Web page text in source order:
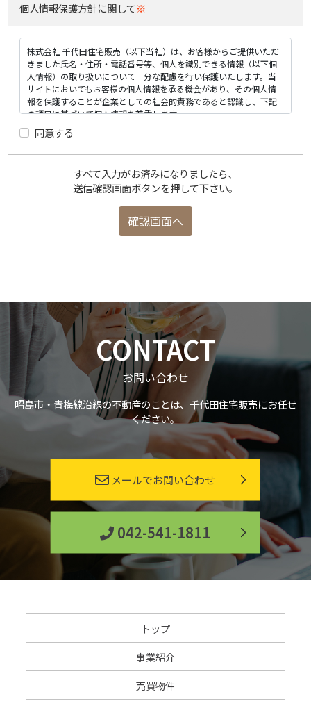
個人情報保護方針に関して※
株式会社 千代田住宅販売（以下当社）は、お客様からご提供いただ
きました氏名・住所・電話番号等、個人を識別できる情報（以下個
人情報）の取り扱いについて十分な配慮を行い保護いたします。当
サイトにおいてもお客様の個人情報を承る機会があり、その個人情
報を保護することが企業としての社会的責務であると認識し、下記
の項目に基づいて個人情報を尊重します。
個人情報の定義
個人情報の収集
的・利用内容を伝えた上で適切な範囲での収集を行います。
個人情報の管理
当社が保有する個人情報は、個人情報取扱い責任者を配置し適正か
つ慎重に管理いたします。また個人情報への不正アクセス・紛失・改
ざん・漏えい等を防止するため、必要かつ適切な安全措置を講じま
す。
個人情報の管理
当社が保有する個人情報は、個人情報取扱い責任者を配置し適正か
つ慎重に管理いたします。また個人情報への不正アクセス・紛失・改
ざん・漏えい等を防止するため、必要かつ適切な安全措置を講じま
当社では先にあげた利用目的以外において、お客様の個人情報を第
三者に開示することはありません。ただし、以下のケースにおいて
は個人情報を開示することがあります。
・お客様の同意がある場合
・法令等による開示要求を受けた場合
・当社の権利、財産、安全などを保護するために必要であると判断
する場合
また、個人情報を統計的に処理した集約情報を公表することがあり
ますが、この集約情報には個人を特定できる情報は含まれておりま
IPアドレスに関して
当社ではWebサイトのアクセスログに記録されたお客様のIPアドレ
・Webサーバーで発生した問題の原因を突き止め解決するため
同意する
すべて入力がお済みになりましたら、
送信確認画面ボタンを押して下さい。
CONTACT
お問い合わせ
昭島市・青梅線沿線の不動産のことは、千代田住宅販売にお任せ
ください。
メールでお問い合わせ
042-541-1811
トップ
事業紹介
売買物件